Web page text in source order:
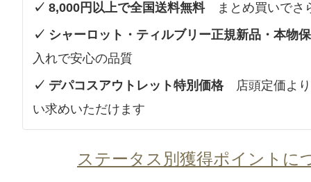
✓ 8,000円以上で全国送料無料まとめ買いでさ
✓ シャーロット・ティルブリー正規新品・本物
入れで安心の品質
✓ デパコスアウトレット特別価格店頭定価より
い求めいただけます
ステータス別獲得ポイントに